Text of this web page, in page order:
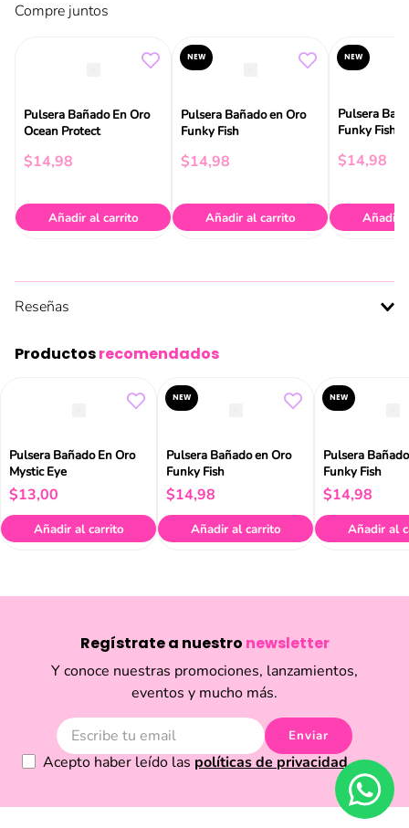
Compre juntos
Pulsera Bañado En Oro
Ocean Protect
$14,98
Añadir al carrito
NEW
Pulsera Bañado en Oro
Funky Fish
$14,98
Añadir al carrito
NEW
Pulsera
Funky Fish
$14,98
Añadir
Reseñas
Productosrecomendados
Pulsera Bañado En Oro
Mystic Eye
$13,00
Añadir al carrito
NEW
Pulsera Bañado en Oro
Funky Fish
$14,98
Añadir al carrito
NEW
Pulsera
Funky Fish
$14,98
Añadir al
Regístrate a nuestro newsletter
Y conoce nuestras promociones, lanzamientos,
eventos y mucho más.
Enviar
Acepto haber leído las políticas de privacidad.